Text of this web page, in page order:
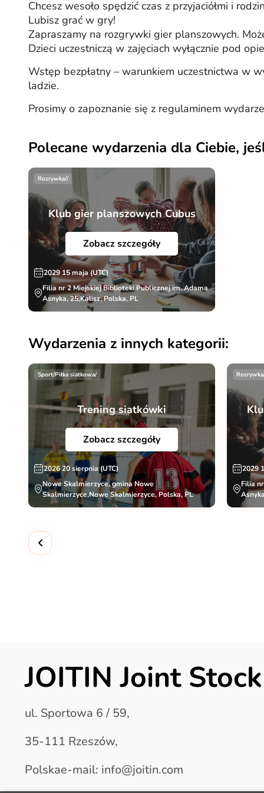
Chcesz wesoło spędzić czas z przyjaciółmi i
Lubisz grać w gry!
Zapraszamy na rozgrywki gier planszowych.
Dzieci uczestniczą w zajęciach wyłącznie pod
Wstęp bezpłatny – warunkiem uczestnictwa w
ladzie.
Prosimy o zapoznanie się z regulaminem
Polecane wydarzenia dla Ciebie,
Rozrywka//
Klub gier planszowych Cubus
Zobacz szczegóły
2029 15 maja (UTC)
Filia nr 2 Miejskiej Biblioteki Publicznej im. Adama
Asnyka, 25,Kalisz, Polska, PL
Wydarzenia z innych kategorii:
Sport/Piłka siatkowa/
Trening siatkówki
Zobacz szczegóły
2026 20 sierpnia (UTC)
Nowe Skalmierzyce, gmina Nowe
Skalmierzyce,Nowe Skalmierzyce, Polska, PL
2029
Filia
JOITIN Joint
ul. Sportowa 6 / 59,
35-111 Rzeszów,
Polskae-mail: info@joitin.com